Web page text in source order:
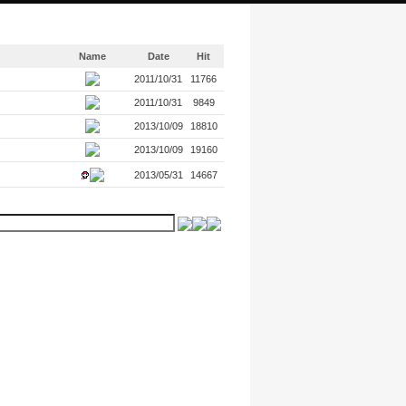
Name Date Hit
2011/10/31 11766
2011/10/31 9849
2013/10/09 18810
2013/10/09 19160
2013/05/31 14667